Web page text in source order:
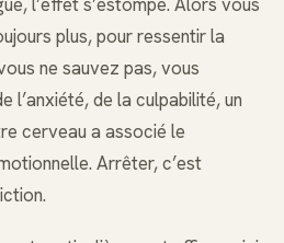
plus, pour ressentir la
ne sauvez pas, vous
l’anxiété, de la culpabilité, un
cerveau a associé le
Arrêter, c’est